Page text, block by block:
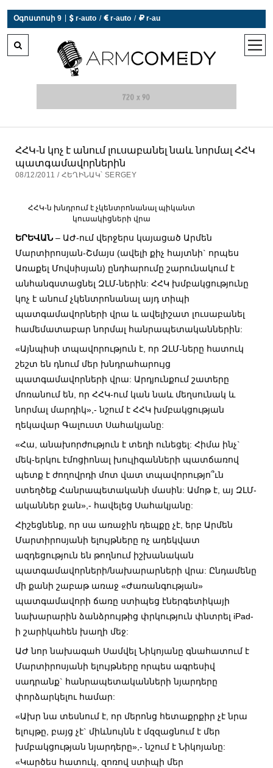
Օգոստոսի 9  r-auto /  r-auto /  r-au
open
ՀՀԿ-ն կոչ է անում լուսաբանել նաև նորմալ ՀՀԿ
պատգամավորներին
08/12/2011 / ՀԵՂԻՆԱԿ՝ SERGEY
ՀՀԿ-ն խնդրում է չկենտրոնանալ պիկանտ
կուսակիցների վրա
ԵՐԵՎԱՆ– ԱԺ-ում վերջերս կայացած Արմեն
Մարտիրոսյան-Շմայս (ավելի քիչ հայտնի` որպես
Առաքել Մովսիսյան) ընդհարումը շարունակում է
անհանգստացնել ԶԼՄ-ներին: ՀՀԿ խմբակցությունը
կոչ է անում չկենտրոնանալ այդ տիպի
պատգամավորների վրա և ավելիշատ լուսաբանել
համեմատաբար նորմալ հանրապետականներին:
«Այնպիսի տպավորություն է, որ ԶԼՄ-ները հատուկ
շեշտ են դնում մեր խնդրահարույց
պատգամավորների վրա: Արդյունքում շատերը
մոռանում են, որ ՀՀԿ-ում կան նաև մեղսունակ և
նորմալ մարդիկ»,- նշում է ՀՀԿ խմբակցության
ղեկավար Գալուստ Սահակյանը:
«Հա, անախորժություն է տեղի ունեցել: Հիմա ինչ`
մեկ-երկու էմոցիոնալ խուլիգանների պատճառով
պետք է ժողովրդի մոտ վատ տպավորությո՞ւն
ստեղծեք Հանրապետականի մասին: Ամոթ է, այ ԶԼՄ-
ականներ ջան»,- հավելեց Սահակյանը:
Հիշեցնենք, որ սա առաջին դեպքը չէ, երբ Արմեն
Մարտիրոսյանի ելույթները ոչ ադեկվատ
ազդեցություն են թողնում իշխանական
պատգամավորների/նախարարների վրա: Ընդամենը
մի քանի շաբաթ առաջ «Ժառանգության»
պատգամավորի ճառը ստիպեց էներգետիկայի
նախարարին ձանձրույթից փրկություն փնտրել iPad-
ի շարիկահեն խաղի մեջ:
ԱԺ նոր նախագահ Սամվել Նիկոյանը գնահատում է
Մարտիրոսյանի ելույթները որպես ագրեսիվ
սադրանք` հանրապետականների նյարդերը
փորձարկելու համար:
«Ախր նա տեսնում է, որ մերոնց հետաքրքիր չէ նրա
ելույթը, բայց չէ` միևնույնն է մզզացնում է մեր
խմբակցության նյարդերը»,- նշում է Նիկոյանը:
«Կարծես հատուկ, զոռով ստիպի մեր